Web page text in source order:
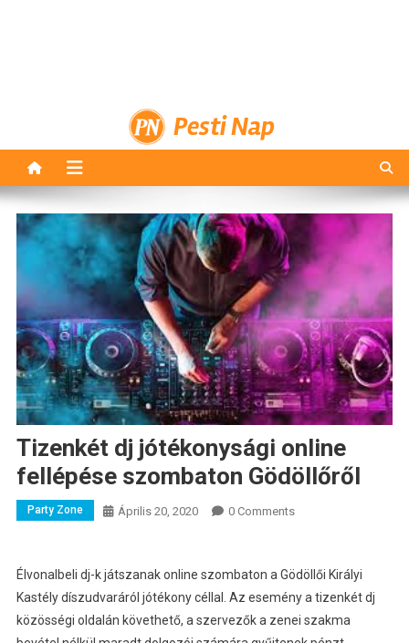
Pesti Nap
Tizenkét dj jótékonysági online
fellépése szombaton Gödöllőről
Party Zone Április 20, 2020 0 Comments
Élvonalbeli dj-k játszanak online szombaton a Gödöllői Királyi
Kastély díszudvaráról jótékony céllal. Az esemény a tizenkét dj
közösségi oldalán követhető, a szervezők a zenei szakma